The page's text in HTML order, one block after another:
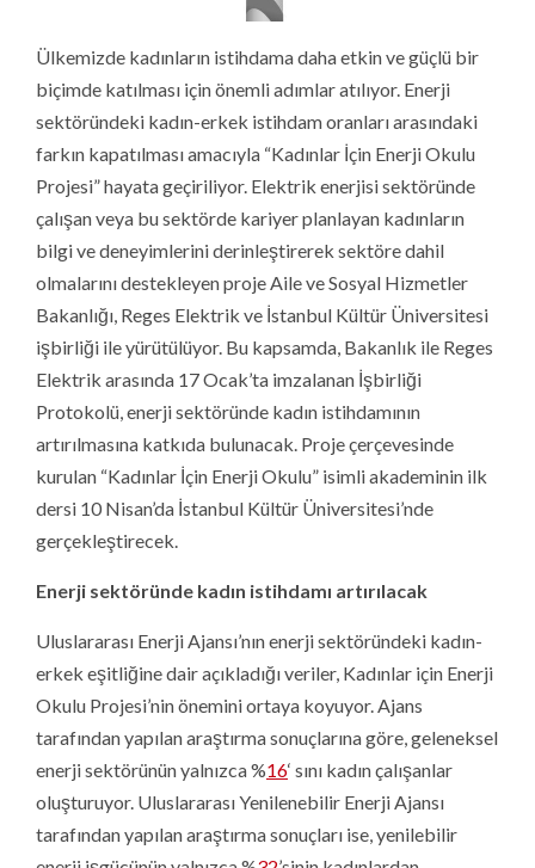
Ülkemizde kadınların istihdama daha etkin ve güçlü bir
biçimde katılması için önemli adımlar atılıyor. Enerji
sektöründeki kadın-erkek istihdam oranları arasındaki
farkın kapatılması amacıyla “Kadınlar İçin Enerji Okulu
Projesi” hayata geçiriliyor. Elektrik enerjisi sektöründe
çalışan veya bu sektörde kariyer planlayan kadınların
bilgi ve deneyimlerini derinleştirerek sektöre dahil
olmalarını destekleyen proje Aile ve Sosyal Hizmetler
Bakanlığı, Reges Elektrik ve İstanbul Kültür Üniversitesi
işbirliği ile yürütülüyor. Bu kapsamda, Bakanlık ile Reges
Elektrik arasında 17 Ocak’ta imzalanan İşbirliği
Protokolü, enerji sektöründe kadın istihdamının
artırılmasına katkıda bulunacak. Proje çerçevesinde
kurulan “Kadınlar İçin Enerji Okulu” isimli akademinin ilk
dersi 10 Nisan’da İstanbul Kültür Üniversitesi’nde
gerçekleştirecek.
Enerji sektöründe kadın istihdamı artırılacak
Uluslararası Enerji Ajansı’nın enerji sektöründeki kadın-
erkek eşitliğine dair açıkladığı veriler, Kadınlar için Enerji
Okulu Projesi’nin önemini ortaya koyuyor. Ajans
tarafından yapılan araştırma sonuçlarına göre, geleneksel
enerji sektörünün yalnızca %16‘ sını kadın çalışanlar
oluşturuyor. Uluslararası Yenilenebilir Enerji Ajansı
tarafından yapılan araştırma sonuçları ise, yenilebilir